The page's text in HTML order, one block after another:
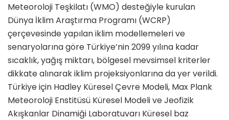
Meteoroloji Teşkilatı (WMO) desteğiyle kurulan
Dünya İklim Araştırma Programı (WCRP)
çerçevesinde yapılan iklim modellemeleri ve
senaryolarına göre Türkiye’nin 2099 yılına kadar
sıcaklık, yağış miktarı, bölgesel mevsimsel kriterler
dikkate alınarak iklim projeksiyonlarına da yer verildi.
Türkiye için Hadley Küresel Çevre Modeli, Max Plank
Meteoroloji Enstitüsü Küresel Modeli ve Jeofizik
Akışkanlar Dinamiği Laboratuvarı Küresel baz